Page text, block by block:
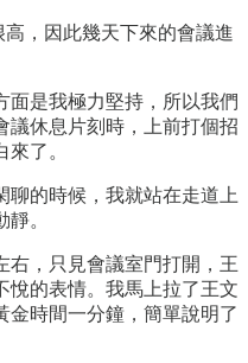
，因此幾天下來的會議進
面是我極力堅持，所以我們
議休息片刻時，上前打個招
了。
聊的時候，我就站在走道上
。
右，只見會議室門打開，王
悅的表情。我馬上拉了王文
金時間一分鐘，簡單說明了